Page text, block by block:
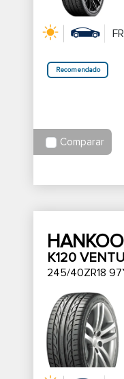
FR
Recomendado
Comparar
K120
245/40ZR18